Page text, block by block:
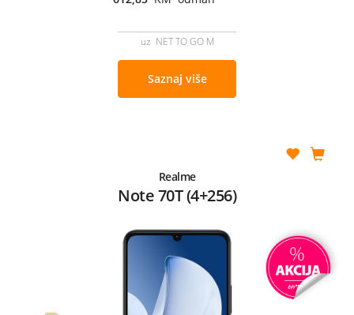
uz NET TO GO M
Saznaj više
Realme
Note 70T (4+256)